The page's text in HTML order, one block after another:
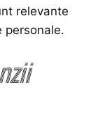
relevante
personale.